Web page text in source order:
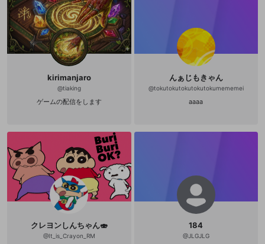
kirimanjaro
@tiaking
ゲームの配信をします
んぁじもきゃん
@tokutokutokutokutokumememei
aaaa
クレヨンしんちゃん🍣
@It_is_Crayon_RM
184
@JLGJLG